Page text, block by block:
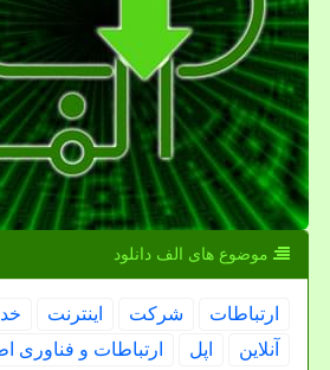
موضوع های الف دانلود
ارتباطات شركت اینترنت
آنلاین
اپل ارتباطات و فناوری